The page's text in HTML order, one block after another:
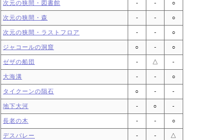
次元の狭間・図書館 ‐ ‐ ○
次元の狭間・森 ‐ ‐ ○
次元の狭間・ラストフロア ‐ ‐ ○
ジャコールの洞窟 ○ ‐ ○
ゼザの船団 ‐ △ ‐
大海溝 ‐ ‐ ○
タイクーンの隕石 ○ ‐ ‐
地下大河 ‐ ○ ‐
長老の木 ‐ ‐ ○
デスバレー ‐ ‐ △